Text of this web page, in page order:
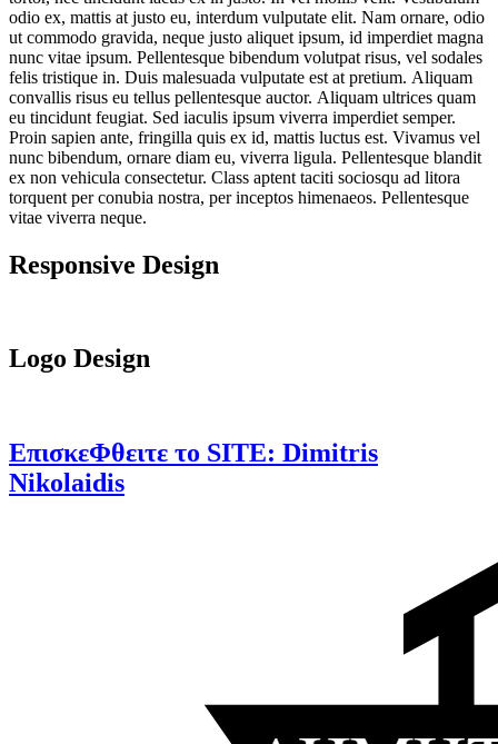
odio ex, mattis at justo eu, interdum vulputate elit. Nam ornare, odio
ut commodo gravida, neque justo aliquet ipsum, id imperdiet magna
nunc vitae ipsum. Pellentesque bibendum volutpat risus, vel sodales
felis tristique in. Duis malesuada vulputate est at pretium. Aliquam
convallis risus eu tellus pellentesque auctor. Aliquam ultrices quam
eu tincidunt feugiat. Sed iaculis ipsum viverra imperdiet semper.
Proin sapien ante, fringilla quis ex id, mattis luctus est. Vivamus vel
nunc bibendum, ornare diam eu, viverra ligula. Pellentesque blandit
ex non vehicula consectetur. Class aptent taciti sociosqu ad litora
torquent per conubia nostra, per inceptos himenaeos. Pellentesque
vitae viverra neque.
Responsive Design
Logo Design
ΕπισκεΦθειτε το SITE: Dimitris
Nikolaidis